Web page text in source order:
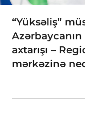
“Yüksəliş”
axtarışı –
mərkəzinə